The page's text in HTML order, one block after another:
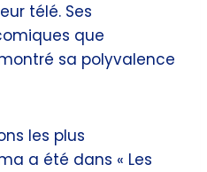
télé. Ses
que
sa polyvalence
les plus
a été dans « Les